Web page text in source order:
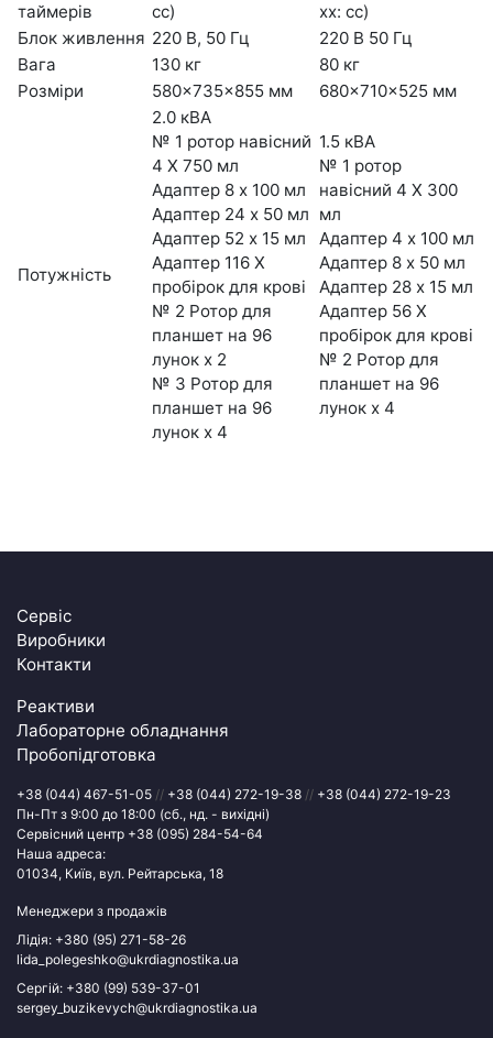
таймерів
сс)
хх: сс)
Блок живлення 220 В, 50 Гц
220 В 50 Гц
Вага
130 кг
80 кг
Розміри
580x735x855 мм 680x710x525 мм
Потужність
2.0 кВА
№ 1 ротор навісний
4 X 750 мл
Адаптер 8 х 100 мл
Адаптер 24 х 50 мл
Адаптер 52 х 15 мл
Адаптер 116 X
пробірок для крові
№ 2 Ротор для
планшет на 96
лунок x 2
№ 3 Ротор для
планшет на 96
лунок x 4
1.5 кВA
№ 1 ротор
навісний 4 X 300
мл
Адаптер 4 х 100 мл
Адаптер 8 х 50 мл
Адаптер 28 х 15 мл
Адаптер 56 X
пробірок для крові
№ 2 Ротор для
планшет на 96
лунок x 4
Сервіс
Виробники
Контакти
Реактиви
Лабораторне обладнання
Пробопідготовка
+38 (044) 467-51-05 // +38 (044) 272-19-38 // +38 (044) 272-19-23
Пн-Пт з 9:00 до 18:00 (сб., нд. - вихідні)
Сервісний центр +38 (095) 284-54-64
Наша адреса:
01034, Київ, вул. Рейтарська, 18
Менеджери з продажів
Лідія: +380 (95) 271-58-26
lida_polegeshko@ukrdiagnostika.ua
Сергій: +380 (99) 539-37-01
sergey_buzikevych@ukrdiagnostika.ua